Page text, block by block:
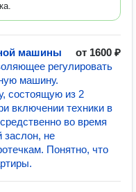
машины
от 1600 ₽
регулировать
машину.
состоящую из 2
включении техники в
во время
не
Понятно, что